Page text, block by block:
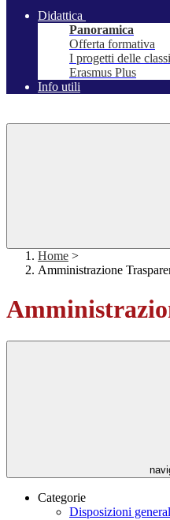
Didattica
Panoramica
Offerta formativa
I progetti delle classi
Erasmus Plus
Info utili
Home >
Amministrazione
Categorie
Disposizioni